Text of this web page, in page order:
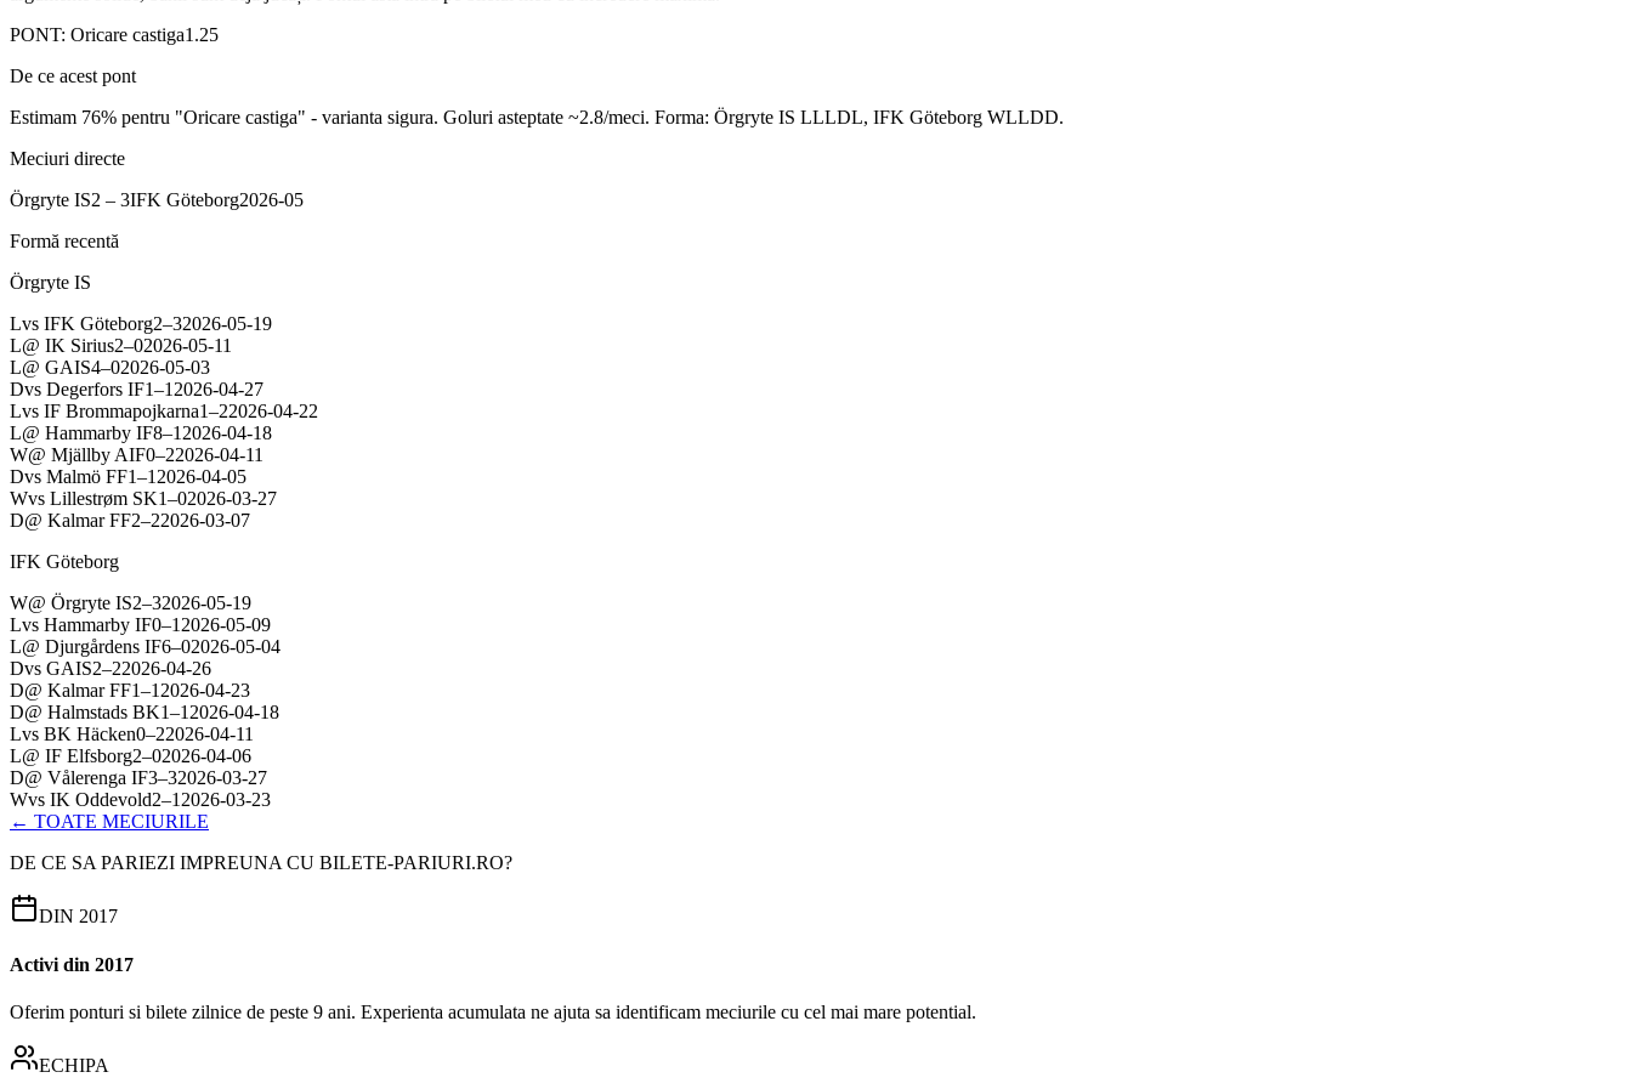
PONT: Oricare castiga1.25
De ce acest pont
Estimam 76% pentru "Oricare castiga" - varianta sigura. Goluri asteptate ~2.8/meci. Forma: Örgryte IS LLLDL, IFK Göteborg WLLDD.
Meciuri directe
Örgryte IS2 – 3IFK Göteborg2026-05
Formă recentă
Örgryte IS
Lvs IFK Göteborg2–32026-05-19
L@ IK Sirius2–02026-05-11
L@ GAIS4–02026-05-03
Dvs Degerfors IF1–12026-04-27
Lvs IF Brommapojkarna1–22026-04-22
L@ Hammarby IF8–12026-04-18
W@ Mjällby AIF0–22026-04-11
Dvs Malmö FF1–12026-04-05
Wvs Lillestrøm SK1–02026-03-27
D@ Kalmar FF2–22026-03-07
IFK Göteborg
W@ Örgryte IS2–32026-05-19
Lvs Hammarby IF0–12026-05-09
L@ Djurgårdens IF6–02026-05-04
Dvs GAIS2–22026-04-26
D@ Kalmar FF1–12026-04-23
D@ Halmstads BK1–12026-04-18
Lvs BK Häcken0–22026-04-11
L@ IF Elfsborg2–02026-04-06
D@ Vålerenga IF3–32026-03-27
Wvs IK Oddevold2–12026-03-23
← TOATE MECIURILE
DE CE SA PARIEZI IMPREUNA CU BILETE-PARIURI.RO?
DIN 2017
Activi din 2017
Oferim ponturi si bilete zilnice de peste 9 ani. Experienta acumulata ne ajuta sa identificam meciurile cu cel mai mare potential.
ECHIPA